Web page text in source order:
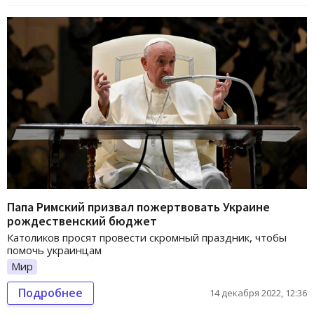
Папа Римский призвал пожертвовать Украине
рождественский бюджет
Католиков просят провести скромный праздник, чтобы
помочь украинцам
Мир
Подробнее 14 декабря 2022, 12:36